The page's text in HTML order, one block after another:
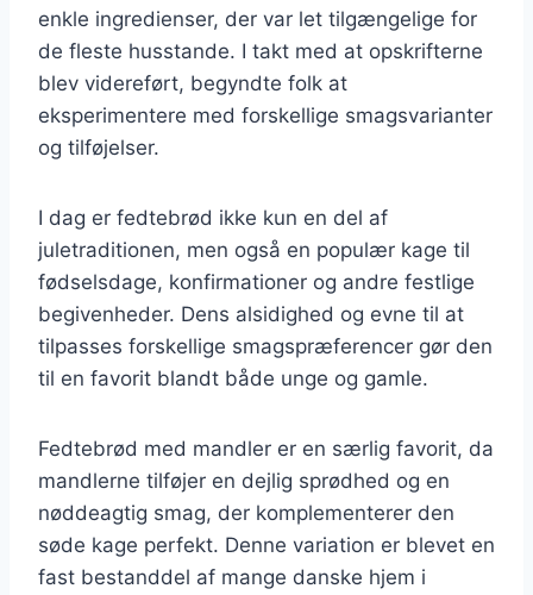
enkle ingredienser, der var let tilgængelige for
de fleste husstande. I takt med at opskrifterne
blev videreført, begyndte folk at
eksperimentere med forskellige smagsvarianter
og tilføjelser.
I dag er fedtebrød ikke kun en del af
juletraditionen, men også en populær kage til
fødselsdage, konfirmationer og andre festlige
begivenheder. Dens alsidighed og evne til at
tilpasses forskellige smagspræferencer gør den
til en favorit blandt både unge og gamle.
Fedtebrød med mandler er en særlig favorit, da
mandlerne tilføjer en dejlig sprødhed og en
nøddeagtig smag, der komplementerer den
søde kage perfekt. Denne variation er blevet en
fast bestanddel af mange danske hjem i